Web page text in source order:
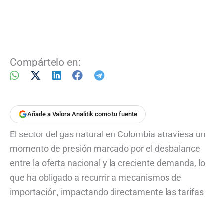
Compártelo en:
Añade a Valora Analitik como tu fuente
El sector del gas natural en Colombia atraviesa un
momento de presión marcado por el desbalance
entre la oferta nacional y la creciente demanda, lo
que ha obligado a recurrir a mecanismos de
importación, impactando directamente las tarifas